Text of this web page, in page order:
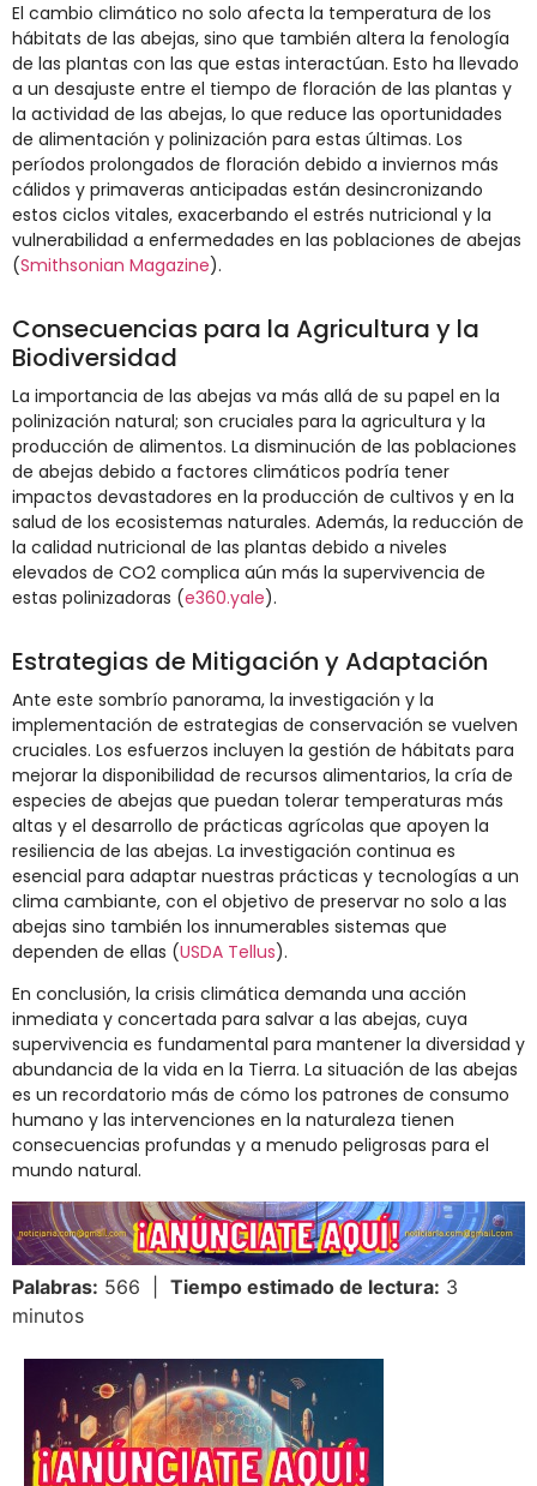
El cambio climático no solo afecta la temperatura de los
hábitats de las abejas, sino que también altera la fenología
de las plantas con las que estas interactúan. Esto ha llevado
a un desajuste entre el tiempo de floración de las plantas y
la actividad de las abejas, lo que reduce las oportunidades
de alimentación y polinización para estas últimas. Los
períodos prolongados de floración debido a inviernos más
cálidos y primaveras anticipadas están desincronizando
estos ciclos vitales, exacerbando el estrés nutricional y la
vulnerabilidad a enfermedades en las poblaciones de abejas​
(Smithsonian Magazine)​​.
Consecuencias para la Agricultura y la
Biodiversidad
La importancia de las abejas va más allá de su papel en la
polinización natural; son cruciales para la agricultura y la
producción de alimentos. La disminución de las poblaciones
de abejas debido a factores climáticos podría tener
impactos devastadores en la producción de cultivos y en la
salud de los ecosistemas naturales. Además, la reducción de
la calidad nutricional de las plantas debido a niveles
elevados de CO2 complica aún más la supervivencia de
estas polinizadoras​ (e360.yale)​.
Estrategias de Mitigación y Adaptación
Ante este sombrío panorama, la investigación y la
implementación de estrategias de conservación se vuelven
cruciales. Los esfuerzos incluyen la gestión de hábitats para
mejorar la disponibilidad de recursos alimentarios, la cría de
especies de abejas que puedan tolerar temperaturas más
altas y el desarrollo de prácticas agrícolas que apoyen la
resiliencia de las abejas. La investigación continua es
esencial para adaptar nuestras prácticas y tecnologías a un
clima cambiante, con el objetivo de preservar no solo a las
abejas sino también los innumerables sistemas que
dependen de ellas​ (USDA Tellus)​.
En conclusión, la crisis climática demanda una acción
inmediata y concertada para salvar a las abejas, cuya
supervivencia es fundamental para mantener la diversidad y
abundancia de la vida en la Tierra. La situación de las abejas
es un recordatorio más de cómo los patrones de consumo
humano y las intervenciones en la naturaleza tienen
consecuencias profundas y a menudo peligrosas para el
mundo natural.
Palabras: 566 | Tiempo estimado de lectura: 3
minutos